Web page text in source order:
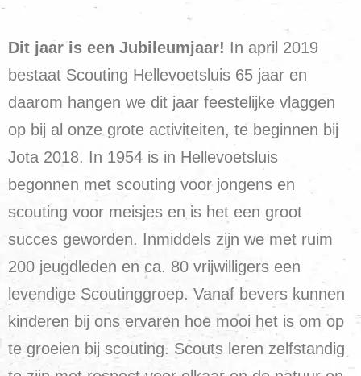
Dit jaar is een Jubileumjaar! In april 2019
bestaat Scouting Hellevoetsluis 65 jaar en
daarom hangen we dit jaar feestelijke vlaggen
op bij al onze grote activiteiten, te beginnen bij
Jota 2018. In 1954 is in Hellevoetsluis
begonnen met scouting voor jongens en
scouting voor meisjes en is het een groot
succes geworden. Inmiddels zijn we met ruim
200 jeugdleden en ca. 80 vrijwilligers een
levendige Scoutinggroep. Vanaf bevers kunnen
kinderen bij ons ervaren hoe mooi het is om op
te groeien bij scouting. Scouts leren zelfstandig